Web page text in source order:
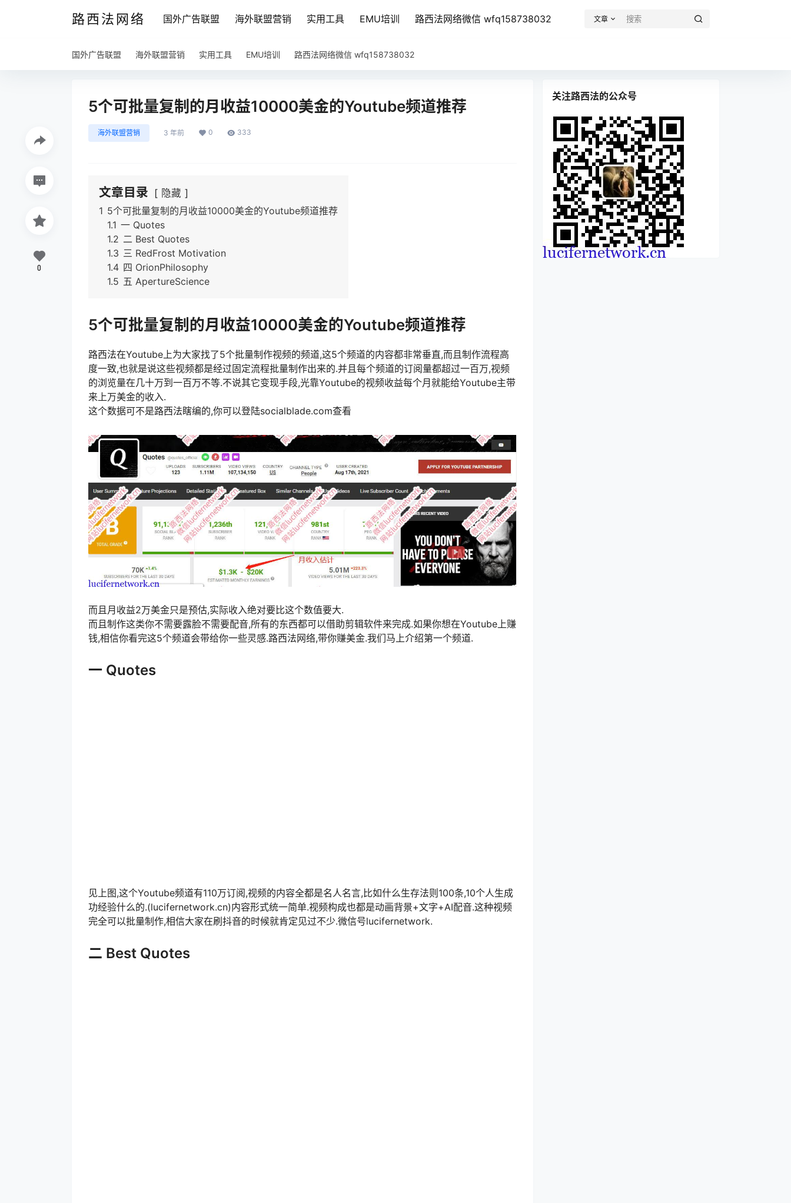
路西法网络 国外广告联盟 海外联盟营销 实用工具 EMU培训 路西法网络微信 wfq158738032 文章
国外广告联盟 海外联盟营销 实用工具 EMU培训 路西法网络微信 wfq158738032
5个可批量复制的月收益10000美金的Youtube频道推荐
海外联盟营销 3 年前 0 333
文章目录
隐藏
1 5个可批量复制的月收益10000美金的Youtube频道推荐
1.1 一 Quotes​
1.2 二 Best Quotes
1.3 三 RedFrost Motivation
1.4 四 OrionPhilosophy
1.5 五 ApertureScience
5个可批量复制的月收益10000美金的Youtube频道推荐
路西法在Youtube上为大家找了5个批量制作视频的频道,这5个频道的内容都非常垂直,而且制作流程高
度一致,也就是说这些视频都是经过固定流程批量制作出来的.并且每个频道的订阅量都超过一百万,视频
的浏览量在几十万到一百万不等.不说其它变现手段,光靠Youtube的视频收益每个月就能给Youtube主带
来上万美金的收入.
这个数据可不是路西法瞎编的,你可以登陆socialblade.com查看
而且月收益2万美金只是预估,实际收入绝对要比这个数值要大.
而且制作这类你不需要露脸不需要配音,所有的东西都可以借助剪辑软件来完成.如果你想在Youtube上赚
钱,相信你看完这5个频道会带给你一些灵感.路西法网络,带你赚美金.我们马上介绍第一个频道.
一 Quotes​
见上图,这个Youtube频道有110万订阅,视频的内容全都是名人名言,比如什么生存法则100条,10个人生成
功经验什么的.(lucifernetwork.cn)内容形式统一简单.视频构成也都是动画背景+文字+AI配音.这种视频
完全可以批量制作,相信大家在刷抖音的时候就肯定见过不少.微信号lucifernetwork.
二 Best Quotes
0
关注路西法的公众号